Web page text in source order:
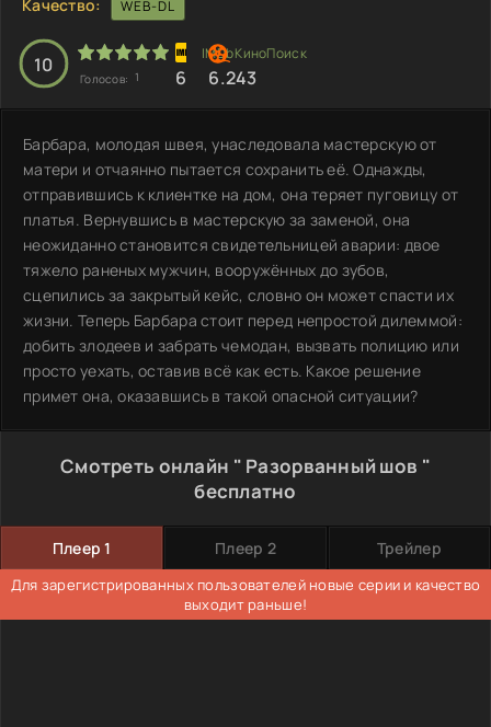
Качество:
WEB-DL
10
Голосов: 1 6 6.243
Барбара, молодая швея, унаследовала мастерскую от
матери и отчаянно пытается сохранить её. Однажды,
отправившись к клиентке на дом, она теряет пуговицу от
платья. Вернувшись в мастерскую за заменой, она
неожиданно становится свидетельницей аварии: двое
тяжело раненых мужчин, вооружённых до зубов,
сцепились за закрытый кейс, словно он может спасти их
жизни. Теперь Барбара стоит перед непростой дилеммой:
добить злодеев и забрать чемодан, вызвать полицию или
просто уехать, оставив всё как есть. Какое решение
примет она, оказавшись в такой опасной ситуации?
Смотреть онлайн " Разорванный шов "
бесплатно
Плеер 1 Плеер 2 Трейлер
Для зарегистрированных пользователей новые серии и качество
выходит раньше!